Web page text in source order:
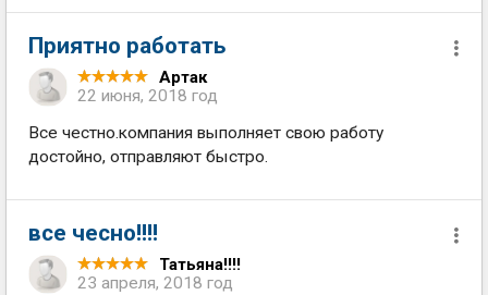
Приятно работать
Артак
22 июня, 2018 год
Все честно.компания выполняет свою работу
достойно, отправляют быстро.
все чесно!!!!
Татьяна!!!!
23 апреля, 2018 год